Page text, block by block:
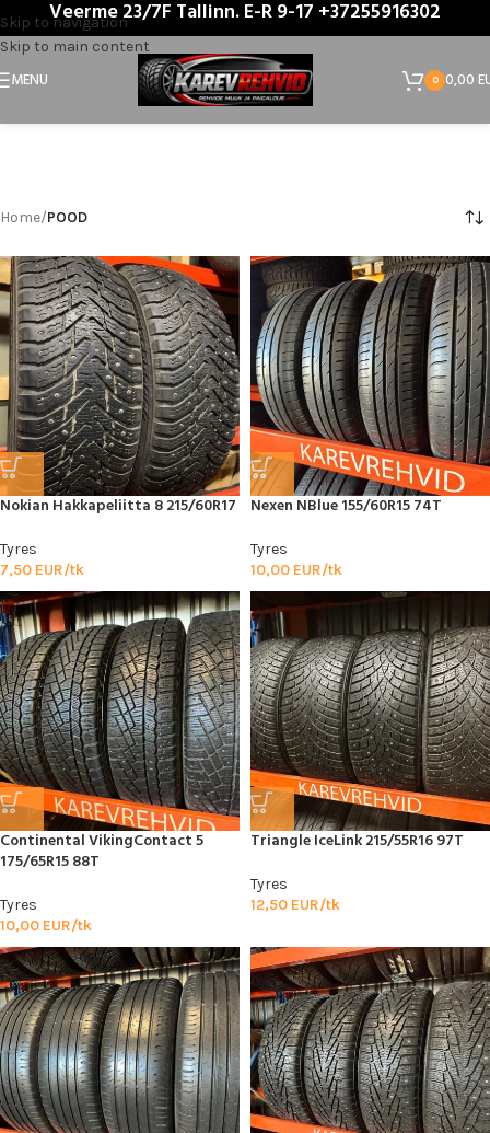
Skip to navigation
Skip to main content
Veerme 23/7F Tallinn. E-R 9-17 +37255916302
MENU 0 0,00
Home/POOD
Nokian Hakkapeliitta 8 215/60R17
Tyres
7,50 EUR/tk
Nexen NBlue 155/60R15 74T
Tyres
10,00 EUR/tk
Continental VikingContact 5
175/65R15 88T
Tyres
10,00 EUR/tk
Triangle IceLink 215/55R16 97T
Tyres
12,50 EUR/tk